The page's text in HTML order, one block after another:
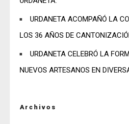
URDANETA ACOMPAÑÓ LA
LOS 36 AÑOS DE
URDANETA CELEBRÓ LA
NUEVOS ARTESANOS EN
Archivos